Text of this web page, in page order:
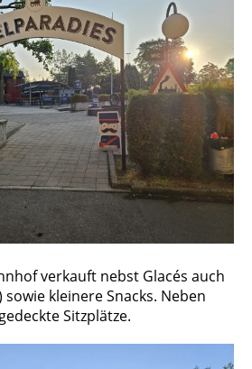
verkauft nebst Glacés auch
kleinere Snacks. Neben
Sitzplätze.